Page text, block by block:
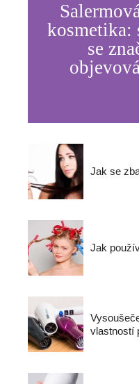
kosmetika:
se
Jak se
Jak
vlastností